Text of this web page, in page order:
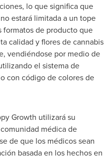
lo que significa que
estará limitada a un tope
de producto que
calidad y flores de cannabis
, vendiéndose por medio de
el sistema de
con código de colores de
Growth utilizará su
médica de
de que los médicos sean
basada en los hechos en